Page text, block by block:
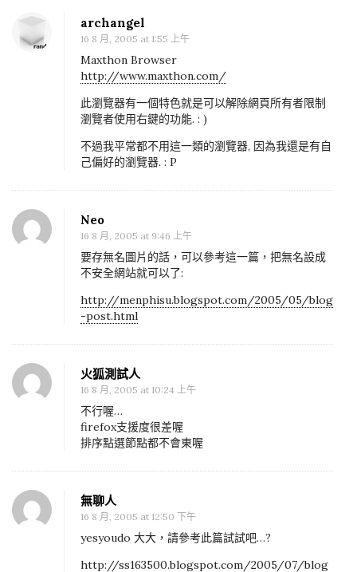
]
m
y
g
o
s
u
u
動
態
選
archangel
16 8 月, 2005 at 1:55 上午
Maxthon Browser
http://www.maxthon.com/
此瀏覽器有一個特色就是可以解除網頁所有者限制
瀏覽者使用右鍵的功能. : )
不過我平常都不用這一類的瀏覽器, 因為我還是有自
己偏好的瀏覽器. : P
Neo
16 8 月, 2005 at 9:46 上午
要存無名圖片的話，可以參考這一篇，把無名設成
不安全網站就可以了:
http://menphisu.blogspot.com/2005/05/blog
-post.html
火狐測試人
16 8 月, 2005 at 10:24 上午
不行喔…
firefox支援度很差喔
排序點選節點都不會東喔
無聊人
16 8 月, 2005 at 12:50 下午
yesyoudo 大大，請參考此篇試試吧…?
http://ss163500.blogspot.com/2005/07/blog